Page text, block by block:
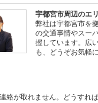
宇都宮市周辺のエ
弊社は宇都宮市を
の交通事情やスー
握しています。広
も、どうぞお気
絡が取れません。どうすれ